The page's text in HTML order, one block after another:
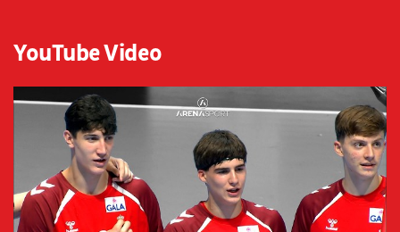
YouTube Video